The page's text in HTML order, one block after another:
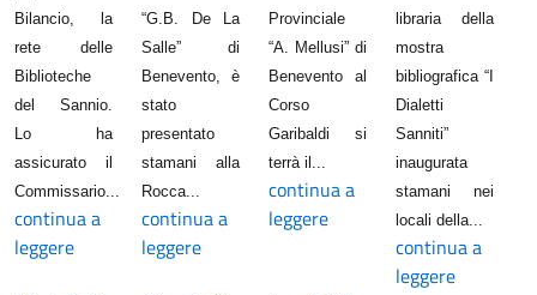
Bilancio, la
rete delle
Biblioteche
del Sannio.
Lo ha
assicurato il
Commissario...
continua a
leggere
“G.B. De La
Salle” di
Benevento, è
stato
presentato
stamani alla
Rocca...
continua a
leggere
Provinciale
“A. Mellusi” di
Benevento al
Corso
Garibaldi si
terrà il...
continua a
leggere
libraria della
mostra
bibliografica “I
Dialetti
Sanniti”
inaugurata
stamani nei
locali della...
continua a
leggere